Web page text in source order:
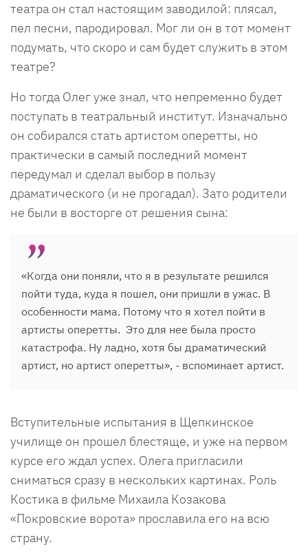
театра он стал настоящим заводилой: плясал,
пел песни, пародировал. Мог ли он в тот момент
подумать, что скоро и сам будет служить в этом
театре?
Но тогда Олег уже знал, что непременно будет
поступать в театральный институт. Изначально
он собирался стать артистом оперетты, но
практически в самый последний момент
передумал и сделал выбор в пользу
драматического (и не прогадал). Зато родители
не были в восторге от решения сына:
«Когда они поняли, что я в результате решился
пойти туда, куда я пошел, они пришли в ужас. В
особенности мама. Потому что я хотел пойти в
артисты оперетты. Это для нее была просто
катастрофа. Ну ладно, хотя бы драматический
артист, но артист оперетты», - вспоминает артист.
Вступительные испытания в Щепкинское
училище он прошел блестяще, и уже на первом
курсе его ждал успех. Олега пригласили
сниматься сразу в нескольких картинах. Роль
Костика в фильме Михаила Козакова
«Покровские ворота» прославила его на всю
страну.